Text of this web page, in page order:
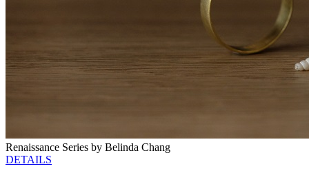
Renaissance Series by Belinda Chang
DETAILS